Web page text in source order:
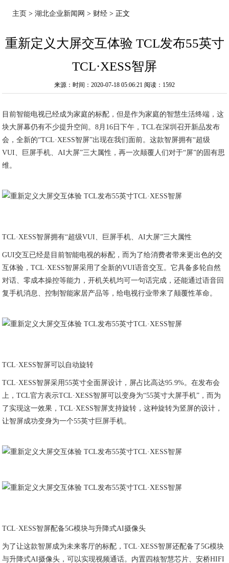
主页 >湖北企业新闻网 > 财经 > 正文
重新定义大屏交互体验 TCL发布55英寸
TCL·XESS智屏
来源：时间：2020-07-18 05:06:21 阅读：1592
目前智能电视已经成为家庭的标配，但是作为家庭的智慧生活终端，这
块大屏幕仍有不少提升空间。8月16日下午，TCL在深圳召开新品发布
会，全新的“TCL·XESS智屏”出现在我们面前。这款智屏拥有“超级
VUI、巨屏手机、AI大屏”三大属性，再一次颠覆人们对于“屏”的固有思
维。
TCL·XESS智屏拥有“超级VUI、巨屏手机、AI大屏”三大属性
GUI交互已经是目前智能电视的标配，而为了给消费者带来更出色的交
互体验，TCL·XESS智屏采用了全新的VUI语音交互。它具备多轮自然
对话、零成本操控等能力，开机关机均可一句话完成，还能通过语音回
复手机消息、控制智能家居产品等，给电视行业带来了颠覆性革命。
TCL·XESS智屏可以自动旋转
TCL·XESS智屏采用55英寸全面屏设计，屏占比高达95.9%。在发布会
上，TCL官方表示TCL·XESS智屏可以变身为“55英寸大屏手机”，而为
了实现这一效果，TCL·XESS智屏支持旋转，这种旋转为竖屏的设计，
让智屏成功变身为一个55英寸巨屏手机。
TCL·XESS智屏配备5G模块与升降式AI摄像头
为了让这款智屏成为未来客厅的标配，TCL·XESS智屏还配备了5G模块
与升降式AI摄像头，可以实现视频通话。内置四核智慧芯片、安桥HIFI